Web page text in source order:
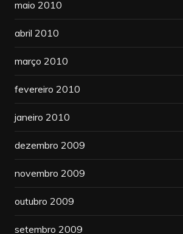
maio 2010
abril 2010
março 2010
fevereiro 2010
janeiro 2010
dezembro 2009
novembro 2009
outubro 2009
setembro 2009